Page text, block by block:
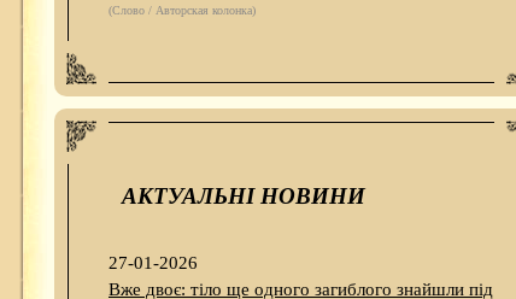
(Слово / Авторская колонка)
АКТУАЛЬНІ НОВИНИ
27-01-2026
Вже двоє: тіло ще одного загиблого знайшли під